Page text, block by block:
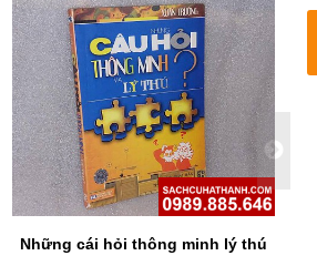
Những cái hỏi thông minh lý thú